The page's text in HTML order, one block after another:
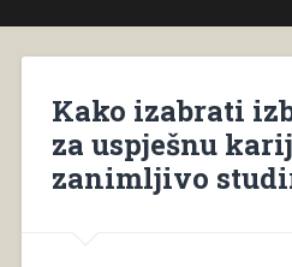
Kako izabrati
za uspješnu
zanimljivo